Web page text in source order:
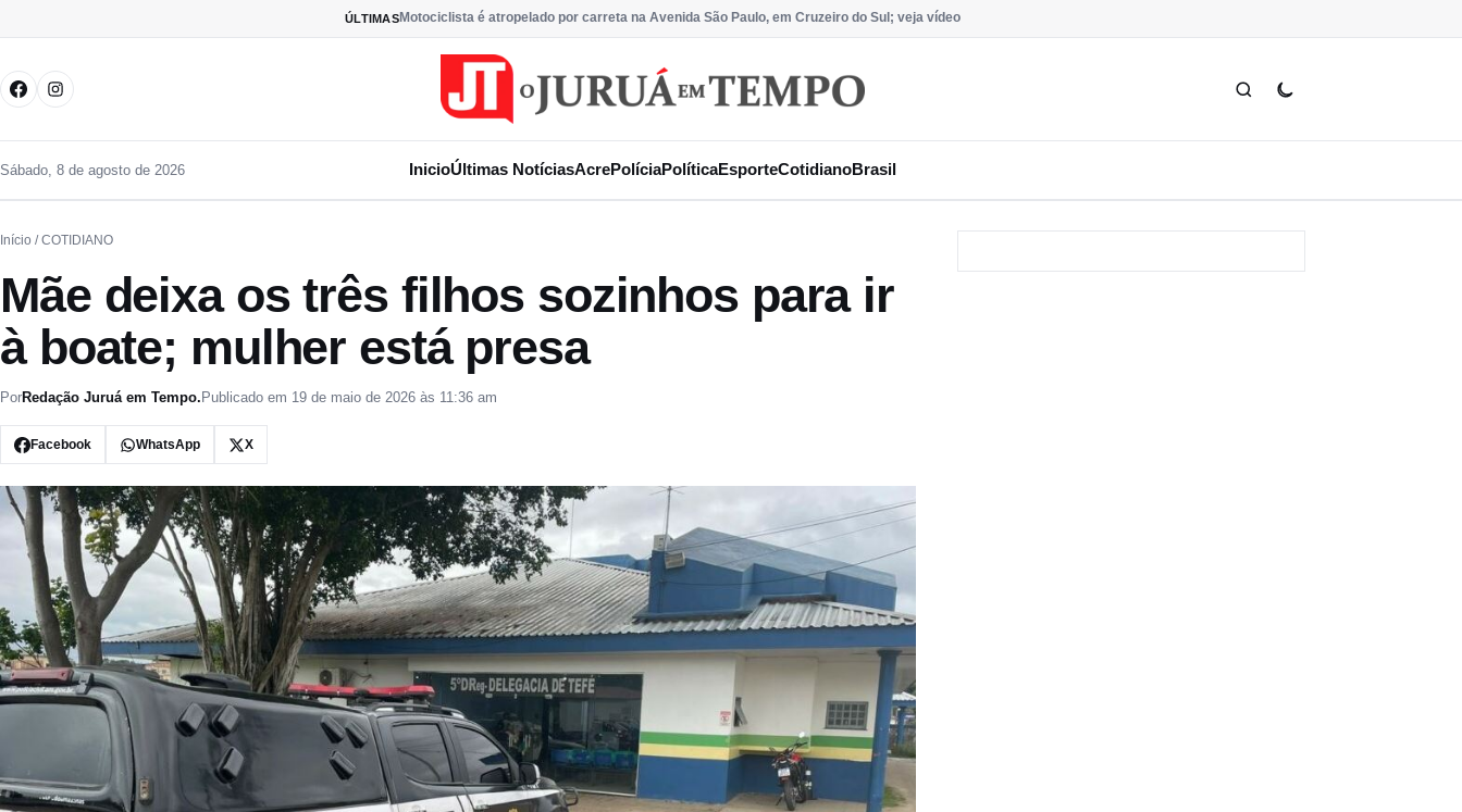
ÚLTIMASMotociclista é atropelado por carreta na Avenida São Paulo, em Cruzeiro do Sul; veja vídeo
Sábado, 8 de agosto de 2026 InicioÚltimas NotíciasAcrePolíciaPolíticaEsporteCotidianoBrasil
Início / COTIDIANO
Mãe deixa os três filhos sozinhos para ir
à boate; mulher está presa
PorRedação Juruá em Tempo. Publicado em 19 de maio de 2026 às 11:36 am
Facebook WhatsApp X